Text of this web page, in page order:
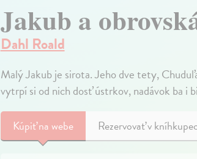
Jakub a
Dahl Roald
Malý Jakub je sirota. Jeho dve tety,
vytrpí si od nich dosť ústrkov, nadávok ba i
Kúpiťna webe Rezervovať v